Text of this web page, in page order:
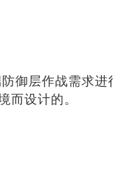
御层作战需求
而设计的。